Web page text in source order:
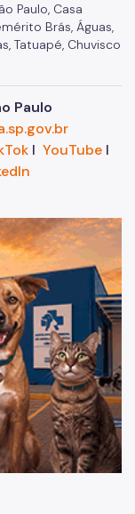
Paulo, Casa
Brás, Águas,
Tatuapé, Chuvisco
Paulo
I YouTubeI